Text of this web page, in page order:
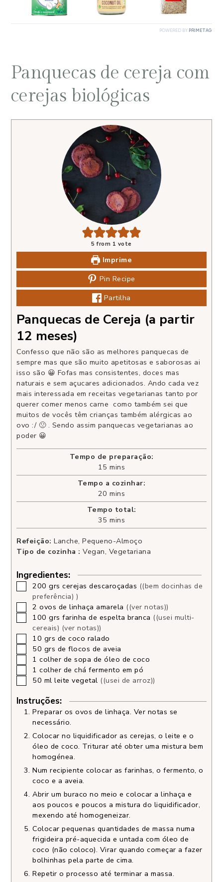
Panquecas de cereja com
cerejas biológicas
5 from 1 vote
Imprime
Pin Recipe
Partilha
Panquecas de Cereja (a partir
12 meses)
Confesso que não são as melhores panquecas de
sempre mas que são muito apetitosas e saborosas ai
isso são 😀 Fofas mas consistentes, doces mas
naturais e sem açucares adicionados. Ando cada vez
mais interessada em receitas vegetarianas tanto por
querer comer menos carne como também sei que
muitos de vocês têm crianças também alérgicas ao
ovo :/ 🙁 . Sendo assim panquecas vegetarianas ao
poder 😀
Tempo de preparação:
15 mins
Tempo a cozinhar:
20 mins
Tempo total:
35 mins
Refeição: Lanche, Pequeno-Almoço
Tipo de cozinha : Vegan, Vegetariana
Ingredientes:
200 grs cerejas descaroçadas ((bem docinhas de
preferência) )
2 ovos de linhaça amarela ((ver notas))
100 grs farinha de espelta branca ((usei multi-
cereais) (ver notas))
10 grs de coco ralado
50 grs de flocos de aveia
1 colher de sopa de óleo de coco
1 colher de chá fermento em pó
50 ml leite vegetal ((usei de arroz))
Instruções:
Preparar os ovos de linhaça. Ver notas se
necessário.
Colocar no liquidificador as cerejas, o leite e o
óleo de coco. Triturar até obter uma mistura bem
homogénea.
Num recipiente colocar as farinhas, o fermento, o
coco e a aveia.
Abrir um buraco no meio e colocar a linhaça e
aos poucos e poucos a mistura do liquidificador,
mexendo até homogeneizar.
Colocar pequenas quantidades de massa numa
frigideira pré-aquecida e untada com óleo de
coco (não coloco). Virar quando começar a fazer
bolhinhas pela parte de cima.
Repetir o processo até terminar a massa.